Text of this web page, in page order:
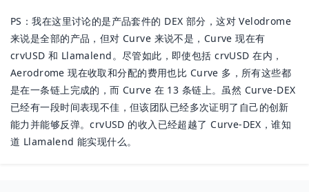
PS：我在这里讨论的是产品套件的 DEX 部分，这对 Velodrome
来说是全部的产品，但对 Curve 来说不是，Curve 现在有
crvUSD 和 Llamalend。尽管如此，即使包括 crvUSD 在内，
Aerodrome 现在收取和分配的费用也比 Curve 多，所有这些都
是在一条链上完成的，而 Curve 在 13 条链上。虽然 Curve-DEX
已经有一段时间表现不佳，但该团队已经多次证明了自己的创新
能力并能够反弹。crvUSD 的收入已经超越了 Curve-DEX，谁知
道 Llamalend 能实现什么。